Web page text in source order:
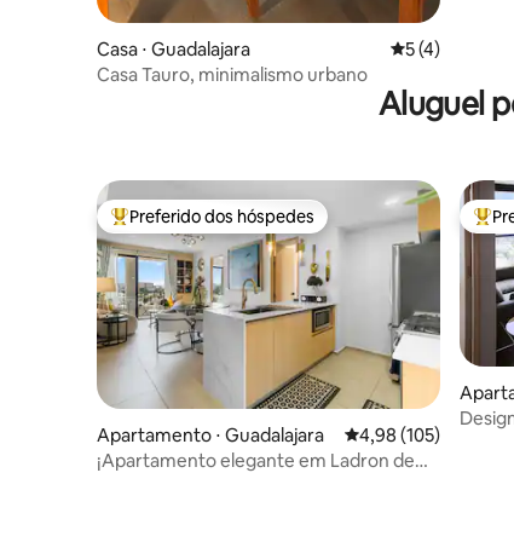
Casa ⋅ Guadalajara 5 de uma
5 (4)
Casa Tauro, minimalismo urbano
Aluguel
Entre os melhores preferidos dos hóspedes
Preferido dos hóspedes
Apartamento ⋅ Guadalajara 4,98 de uma
4,98 (105)
¡Apartamento elegante em Ladron de